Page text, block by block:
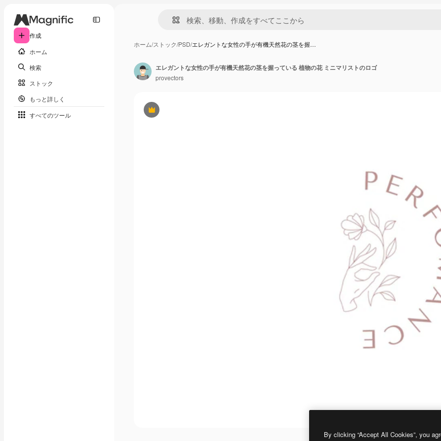
作成
ホーム
検索
ストック
もっと詳しく
すべてのツール
ホーム/ストック/PSD/エレガントな女性の手が有機天然花の茎を握…
Premium
エレガントな女性の手が有機天然花の茎を握っている 植物の花 ミニマリストのロゴ
provectors
By clicking “Accept All Cookies”, you